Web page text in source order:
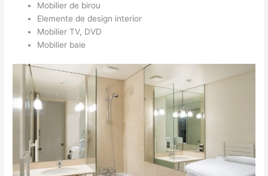
Mobilier de birou
Elemente de design interior
Mobilier TV, DVD
Mobilier baie